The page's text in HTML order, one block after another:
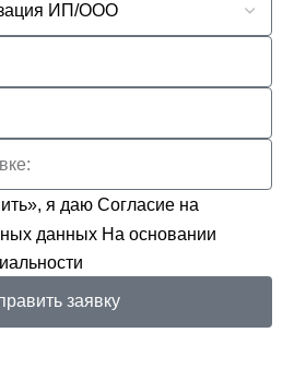
я даю Согласие на
данных На основании
заявку